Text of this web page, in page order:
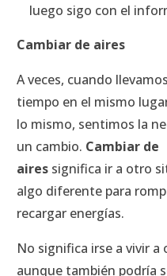
luego sigo con el
Cambiar de aires
A veces, cuando
tiempo en el mismo
lo mismo, sentimos la
un cambio. Cambiar de
airessignifica ir a otro
algo diferente para
recargar energías.
No significa irse a vivir a
aunque también podría